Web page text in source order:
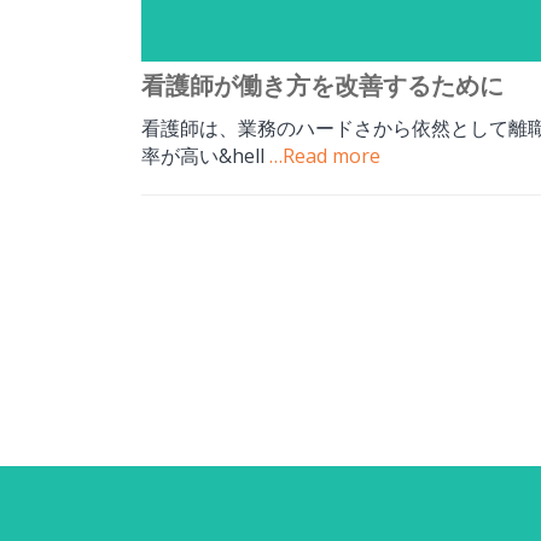
看護師が働き方を改善するために
看護師は、業務のハードさから依然として離
率が高い&hell …Read more